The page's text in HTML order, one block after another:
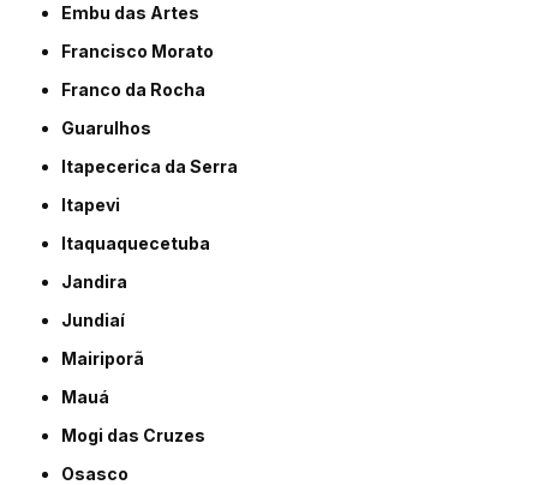
Embu das Artes
Francisco Morato
Franco da Rocha
Guarulhos
Itapecerica da Serra
Itapevi
Itaquaquecetuba
Jandira
Jundiaí
Mairiporã
Mauá
Mogi das Cruzes
Osasco